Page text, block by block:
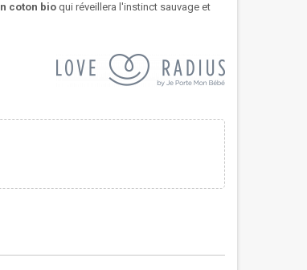
coton bio qui réveillera l'instinct sauvage et